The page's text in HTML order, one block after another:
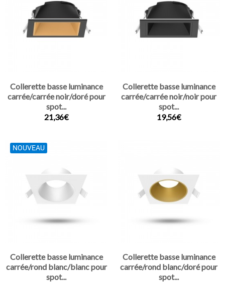
Collerette basse luminance
carrée/carrée noir/doré pour
spot...
21,36€
Collerette basse luminance
carrée/carrée noir/noir pour
spot...
19,56€
NOUVEAU
Collerette basse luminance
carrée/rond blanc/blanc pour
spot...
Collerette basse luminance
carrée/rond blanc/doré pour
spot...